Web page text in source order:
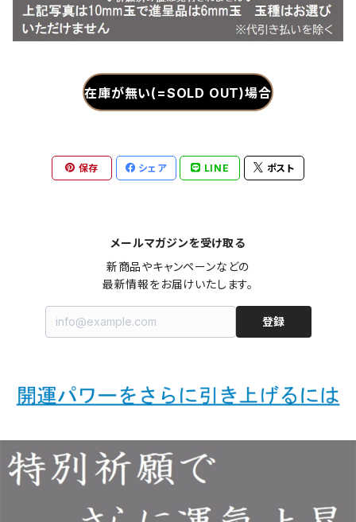
在庫が無い(=SOLD OUT)場合
保存 シェア LINE ポスト
メールマガジンを受け取る
新商品やキャンペーンなどの
最新情報をお届けいたします。
登録